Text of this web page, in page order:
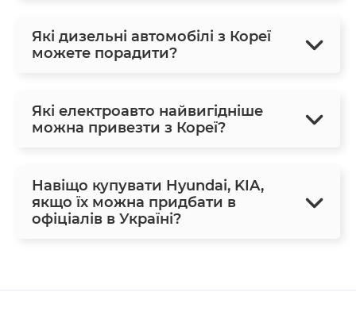
Які дизельні автомобілі з Кореї
можете порадити?
Які електроавто найвигідніше
можна привезти з Кореї?
Навіщо купувати Hyundai, KIA,
якщо їх можна придбати в
офіціалів в Україні?